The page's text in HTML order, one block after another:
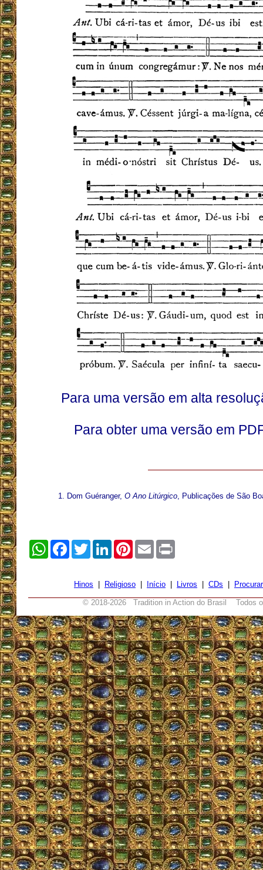
Para uma versão em alta
Para obter uma versão em
Dom Guéranger, O Ano Litúrgico, Publicações de São
WhatsApp
FacebookTwitterLinkedInPinterestEmail
Hinos Religioso Início Livros CDs Procurar
© 2018-2026 Tradition in Action do Brasil Todos